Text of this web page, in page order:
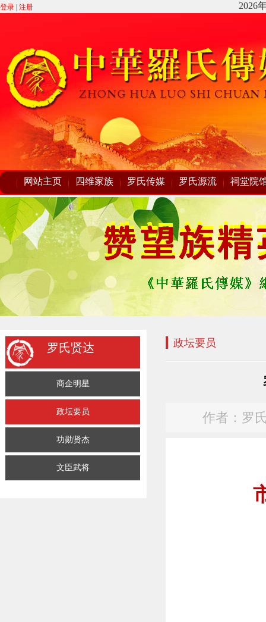
登录 注册
网站主页 四维家族 罗氏传媒 罗氏源流 祠堂院
罗氏贤达
商企明星
政坛要员
功勋贤杰
文臣武将
政坛要员
作者：罗